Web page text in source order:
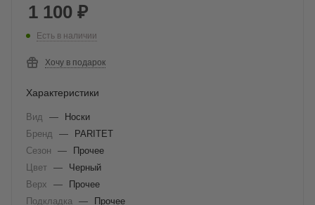
1 100 ₽
Есть в наличии
Хочу в подарок
Характеристики
Вид —
Носки
Бренд
—
PARITET
Сезон
—
Прочее
Цвет —
Черный
Верх
—
Прочее
Подкладка
—
Прочее